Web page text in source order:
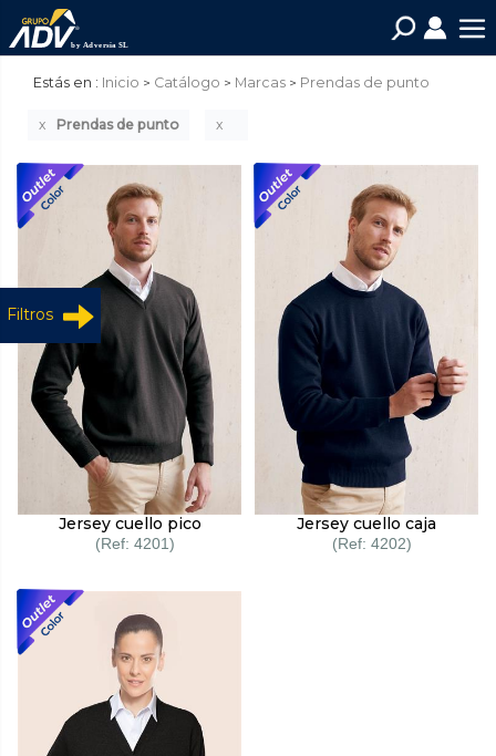
Estás en : Inicio Catálogo Marcas Prendas de punto
Filtros
Prendas de punto
Jersey cuello pico
4201
Jersey cuello caja
4202